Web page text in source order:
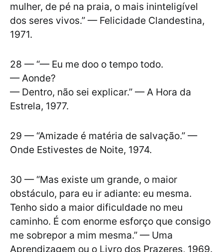
mulher, de pé na praia, o mais ininteligível
dos seres vivos.” — Felicidade Clandestina,
1971.
28 — “— Eu me doo o tempo todo.
— Aonde?
— Dentro, não sei explicar.” — A Hora da
Estrela, 1977.
29 — “Amizade é matéria de salvação.” —
Onde Estivestes de Noite, 1974.
30 — “Mas existe um grande, o maior
obstáculo, para eu ir adiante: eu mesma.
Tenho sido a maior dificuldade no meu
caminho. É com enorme esforço que consigo
me sobrepor a mim mesma.” — Uma
Aprendizagem ou o Livro dos Prazeres, 1969.